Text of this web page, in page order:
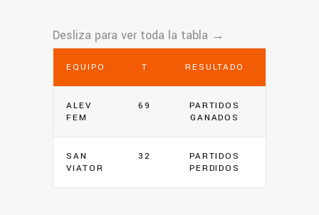
EQUIPO T RESULTADO
ALEV
FEM
69
PARTIDOS
GANADOS
SAN
VIATOR
32
PARTIDOS
PERDIDOS